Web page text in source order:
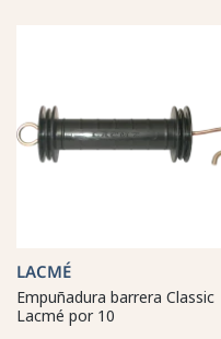
LACMÉ
Empuñadura barrera Classic
Lacmé por 10